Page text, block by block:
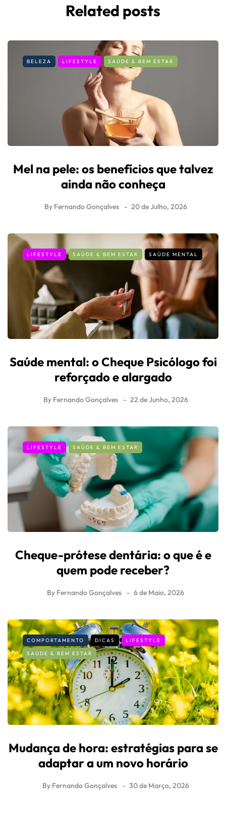
Related posts
BELEZA LIFESTYLE SAÚDE & BEM ESTAR
Mel na pele: os benefícios que talvez
ainda não conheça
By Fernando Gonçalves 20 de Julho, 2026
LIFESTYLE SAÚDE & BEM ESTAR SAÚDE MENTAL
Saúde mental: o Cheque Psicólogo foi
reforçado e alargado
By Fernando Gonçalves 22 de Junho, 2026
LIFESTYLE SAÚDE & BEM ESTAR
Cheque-prótese dentária: o que é e
quem pode receber?
By Fernando Gonçalves 6 de Maio, 2026
COMPORTAMENTO DICAS
LIFESTYLE
SAÚDE & BEM ESTAR
Mudança de hora: estratégias para se
adaptar a um novo horário
By Fernando Gonçalves 30 de Março, 2026